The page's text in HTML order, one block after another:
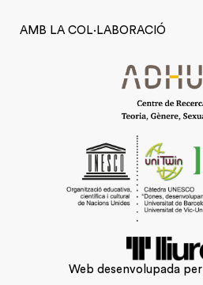
AMB LA COL·LABORACIÓ
Web desenvolupada per